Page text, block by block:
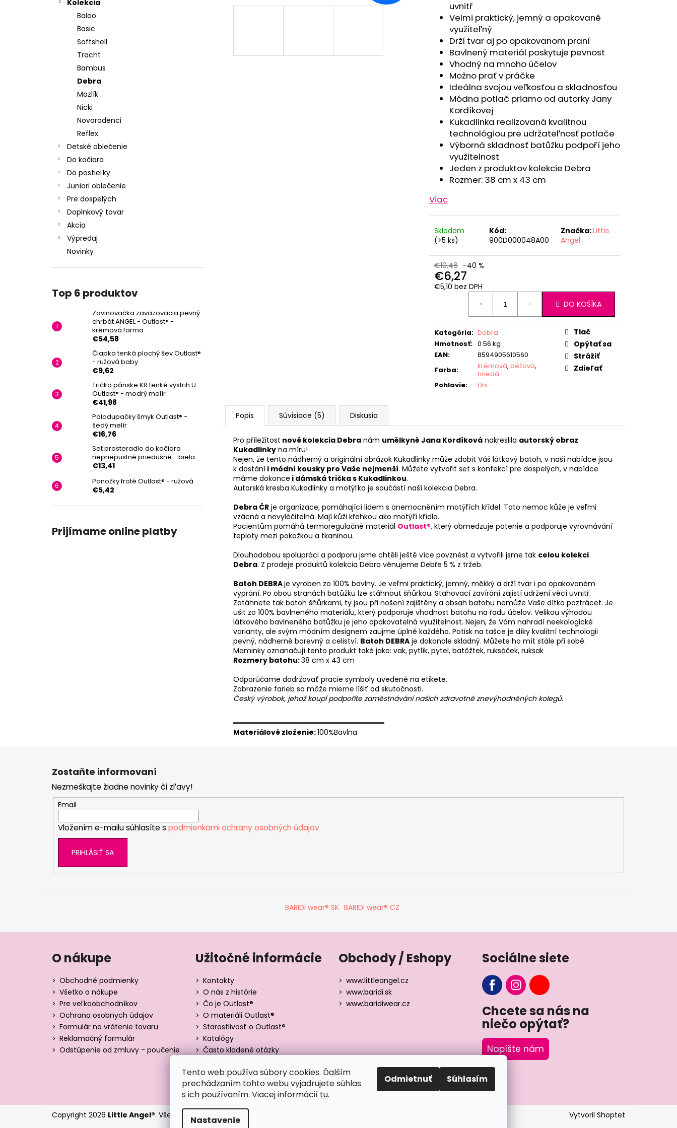
Tento web používa súbory cookies. Ďalším
prechádzaním tohto webu vyjadrujete súhlas
s ich používaním. Viacej informácií tu.
Nastavenie
Odmietnuť Súhlasím
Kolekcia
Baloo
Basic
Softshell
Tracht
Bambus
Debra
Mazlík
Nicki
Novorodenci
Reflex
Detské oblečenie
Do kočiara
Do postieľky
Juniori oblečenie
Pre dospelých
Doplnkový tovar
Akcia
Výpredaj
Novinky
Top 6 produktov
Zavinovačka zaväzovacia pevný
chrbát ANGEL - Outlast® -
krémová farma
€54,58
Čiapka tenká plochý šev Outlast®
- ružová baby
€9,62
Tričko pánske KR tenké výstrih U
Outlast® - modrý melír
€41,98
Polodupačky šmyk Outlast® -
šedý melír
€16,76
Set prosteradlo do kočiara
nepriepustné priedušné - biela
€13,41
Ponožky froté Outlast® - ružová
€5,42
Prijímame online platby
uvnitř
Velmi praktický, jemný a opakovaně
využiteľný
Drží tvar aj po opakovanom praní
Bavlnený materiál poskytuje pevnost
Vhodný na mnoho účelov
Možno prať v práčke
Ideálna svojou veľkosťou a skladnosťou
Módna potlač priamo od autorky Jany
Kordíkovej
Kukadlinka realizovaná kvalitnou
technológiou pre udržateľnosť potlače
Výborná skladnosť batůžku podpoří jeho
využitelnost
Jeden z produktov kolekcie Debra
Rozmer: 38 cm x 43 cm
Viac
Skladom
(>5 ks)
Kód:
900D000048A00
Značka:Little
Angel
€10,46 –40 %
€6,27
€5,10 bez DPH
DO KOŠÍKA
Kategória: Debra
Hmotnosť: 0.56 kg
EAN:
8594905610560
Farba: krémová, béžová,
hnedá
Pohlavie: Uni
Tlač
Opýtať sa
Strážiť
Zdieľať
Popis Súvisiace (5) Diskusia
Pro příležitost nové kolekcia Debra nám umělkyně Jana Kordíková nakreslila autorský obraz
Kukadlinky na míru!
Nejen, že tento nádherný a originální obrázok Kukadlinky může zdobit Váš látkový batoh, v naší nabídce jsou
k dostání i módní kousky pro Vaše nejmenší. Můžete vytvořit set s konfekcí pre dospelých, v nabídce
máme dokonce i dámská trička s Kukadlinkou.
Autorská kresba Kukadlinky a motýľka je součástí naší kolekcia Debra.
Debra ČR je organizace, pomáhající lidem s onemocněním motýľích křídel. Tato nemoc kůže je veľmi
vzácná a nevyléčitelná. Mají kůži křehkou ako motýľí křídla.
Pacientům pomáhá termoregulačné materiál Outlast®, který obmedzuje potenie a podporuje vyrovnávání
teploty mezi pokožkou a tkaninou.
Dlouhodobou spolupráci a podporu jsme chtěli ještě více povznést a vytvořili jsme tak celou kolekci
Debra. Z prodeje produktů kolekcia Debra věnujeme Debře 5 % z tržeb.
Batoh DEBRAje vyroben zo 100% bavlny. Je veľmi praktický, jemný, měkký a drží tvar i po opakovaném
vyprání. Po obou stranách batůžku lze stáhnout šňůrkou. Stahovací zavírání zajistí udržení věcí uvnitř.
Zatáhnete tak batoh šňůrkami, ty jsou při nošení zajištěny a obsah batohu nemůže Vaše dítko poztrácet. Je
ušit zo 100% bavlneného materiálu, který podporuje vhodnost batohu na řadu účelov. Velikou výhodou
látkového bavlneného batůžku je jeho opakovatelná využitelnost. Nejen, že Vám nahradí neekologické
varianty, ale svým módním designem zaujme úplně každého. Potisk na tašce je díky kvalitní technologii
pevný, nádherně barevný a celiství. Batoh DEBRA je dokonale skladný. Můžete ho mít stále při sobě.
Maminky oznanačují tento produkt také jako: vak, pytlík, pytel, batôžtek, ruksáček, ruksak
Rozmery batohu:38 cm x 43 cm
Odporúčame dodržovať pracie symboly uvedené na etikete.
Zobrazenie farieb sa môže mierne líšiť od skutočnosti.
Český výrobok, jehož koupí podpoříte zaměstnávání našich zdravotně znevýhodněných kolegů.
══════════════════════════════
Materiálové zloženie:100%Bavlna
Zostaňte informovaní
Nezmeškajte žiadne novinky či zľavy!
Email
Vložením e-mailu súhlasíte s podmienkami ochrany osobných údajov
PRIHLÁSIŤ SA
BARIDI wear® SK BARIDI wear® CZ
O nákupe
Obchodné podmienky
Všetko o nákupe
Pre veľkoobchodníkov
Ochrana osobnych údajov
Formulár na vrátenie tovaru
Reklamačný formulár
Odstúpenie od zmluvy - poučenie
Užitočné informácie
Kontakty
O nás z histórie
Čo je Outlast®
O materiáli Outlast®
Starostlivosť o Outlast®
Katalógy
Často kladené otázky
Blog
Obchody / Eshopy
www.littleangel.cz
www.baridi.sk
www.baridiwear.cz
Sociálne siete
Chcete sa nás na
niečo opýtať?
Napíšte nám
Vytvoril Shoptet
Copyright 2026 Little Angel®. Všetky práva vyhradené.